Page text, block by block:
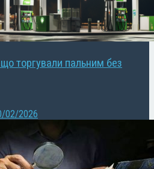
торгували пальним без
02/2026